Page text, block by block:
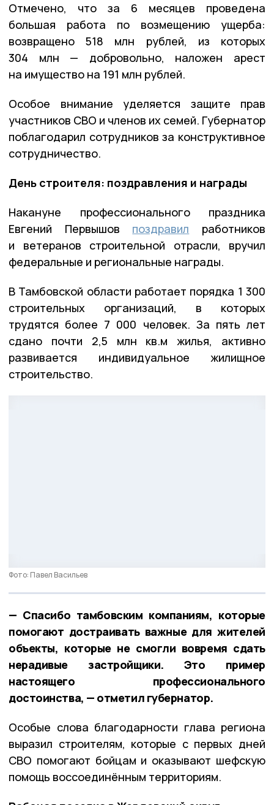
Отмечено, что за 6 месяцев проведена
большая работа по возмещению ущерба:
возвращено 518 млн рублей, из которых
304 млн — добровольно, наложен арест
на имущество на 191 млн рублей.
Особое внимание уделяется защите прав
участников СВО и членов их семей. Губернатор
поблагодарил сотрудников за конструктивное
сотрудничество.
День строителя: поздравления и награды
Накануне профессионального праздника
Евгений Первышов поздравил работников
и ветеранов строительной отрасли, вручил
федеральные и региональные награды.
В Тамбовской области работает порядка 1 300
строительных организаций, в которых
трудятся более 7 000 человек. За пять лет
сдано почти 2,5 млн кв.м жилья, активно
развивается индивидуальное жилищное
строительство.
Фото: Павел Васильев
— Спасибо тамбовским компаниям, которые
помогают достраивать важные для жителей
объекты, которые не смогли вовремя сдать
нерадивые застройщики. Это пример
настоящего профессионального
достоинства, — отметил губернатор.
Особые слова благодарности глава региона
выразил строителям, которые с первых дней
СВО помогают бойцам и оказывают шефскую
помощь воссоединённым территориям.